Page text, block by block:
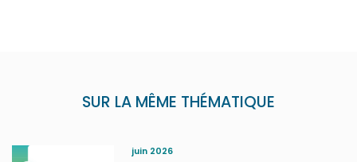
SUR LA MÊME THÉMATIQUE
juin 2026